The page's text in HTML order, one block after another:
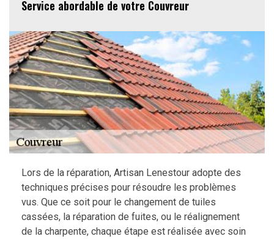
Service abordable de votre Couvreur
Lors de la réparation, Artisan Lenestour adopte des
techniques précises pour résoudre les problèmes
vus. Que ce soit pour le changement de tuiles
cassées, la réparation de fuites, ou le réalignement
de la charpente, chaque étape est réalisée avec soin